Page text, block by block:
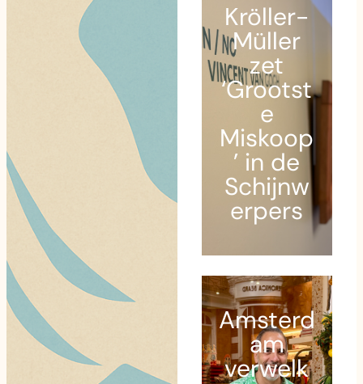
Kröller-
Müller
zet
‘Grootst
e
Miskoop
’ in de
Schijnw
erpers
Amsterd
am
verwelk